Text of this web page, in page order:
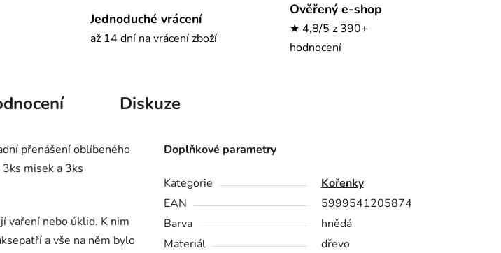
Jednoduché vrácení
až 14 dní na vrácení zboží
Ověřený e-shop
★ 4,8/5 z 390+
hodnocení
Diskuze
přenášení oblíbeného
misek a 3ks
vaření nebo úklid. K nim
a vše na něm bylo
Doplňkové parametry
Kategorie
Kořenky
EAN
5999541205874
Barva
hnědá
Materiál
dřevo